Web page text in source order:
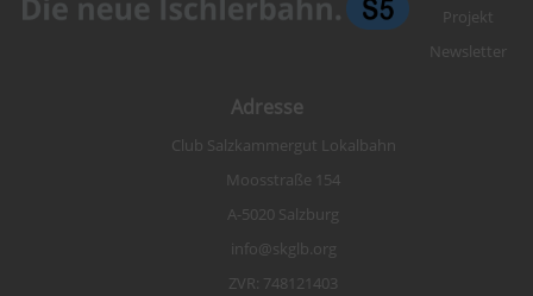
Projekt
Newsletter
Adresse
Club Salzkammergut Lokalbahn
Moosstraße 154
A-5020 Salzburg
info@skglb.org
ZVR: 748121403